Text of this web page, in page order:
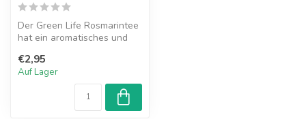
Der Green Life Rosmarintee
hat ein aromatisches und
ist...
€2,95
Auf Lager